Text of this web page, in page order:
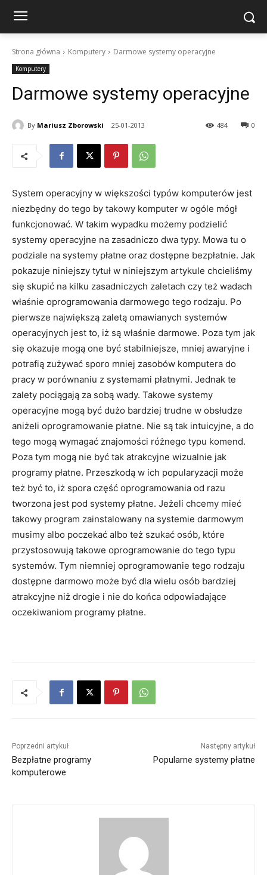
Strona główna Komputery Darmowe systemy operacyjne
Komputery
Darmowe systemy operacyjne
By Mariusz Zborowski 25-01-2013 0
484
System operacyjny w większości typów komputerów jest
niezbędny do tego by takowy komputer w ogóle mógł
funkcjonować. W takim wypadku możemy podzielić
systemy operacyjne na zasadniczo dwa typy. Mowa tu o
podziale na systemy płatne oraz dostępne bezpłatnie. Jak
pokazuje niniejszy tytuł w niniejszym artykule chcieliśmy
się skupić na kilku zasadniczych zaletach czy też wadach
właśnie oprogramowania darmowego tego rodzaju. Po
pierwsze największą zaletą omawianych systemów
operacyjnych jest to, iż są właśnie darmowe. Poza tym jak
się okazuje mogą one być stabilniejsze, mniej awaryjne i
potrafią zużywać sporo mniej zasobów komputera do
pracy w porównaniu z systemami płatnymi. Jednak te
zalety pociągają za sobą wady. Takowe systemy
operacyjne mogą być dużo bardziej trudne w obsłudze
aniżeli oprogramowanie płatne. Nie są tak intuicyjne, a do
tego mogą wymagać znajomości różnego typu komend.
Poza tym mogą nie być tak atrakcyjne wizualnie jak
programy płatne. Przeszkodą w ich popularyzacji może
też być to, iż spora część oprogramowania od razu
tworzona jest pod systemy płatne. Jeżeli chcemy mieć
takowy program zainstalowany na systemie darmowym
musimy albo poczekać albo też szukać osób, które
przystosowują takowe oprogramowanie do tego typu
systemów. Tym niemniej oprogramowanie tego rodzaju
dostępne darmowo może być dla wielu osób bardziej
atrakcyjne niż drogie i nie do końca odpowiadające
oczekiwaniom programy płatne.
Poprzedni artykuł
Bezpłatne programy
komputerowe
Następny artykuł
Popularne systemy płatne